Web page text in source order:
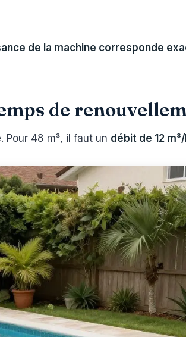
de la machine corresponde
de
Pour 48 m³, il faut un débit de 12